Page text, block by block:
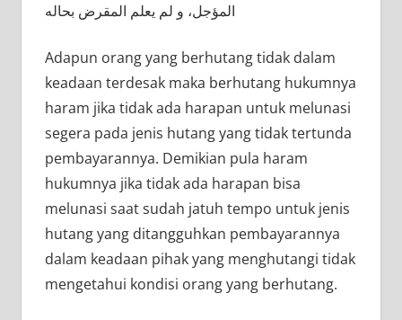
المؤجل، و لم يعلم المقرض بحاله
Adapun orang yang berhutang tidak dalam
keadaan terdesak maka berhutang hukumnya
haram jika tidak ada harapan untuk melunasi
segera pada jenis hutang yang tidak tertunda
pembayarannya. Demikian pula haram
hukumnya jika tidak ada harapan bisa
melunasi saat sudah jatuh tempo untuk jenis
hutang yang ditangguhkan pembayarannya
dalam keadaan pihak yang menghutangi tidak
mengetahui kondisi orang yang berhutang.